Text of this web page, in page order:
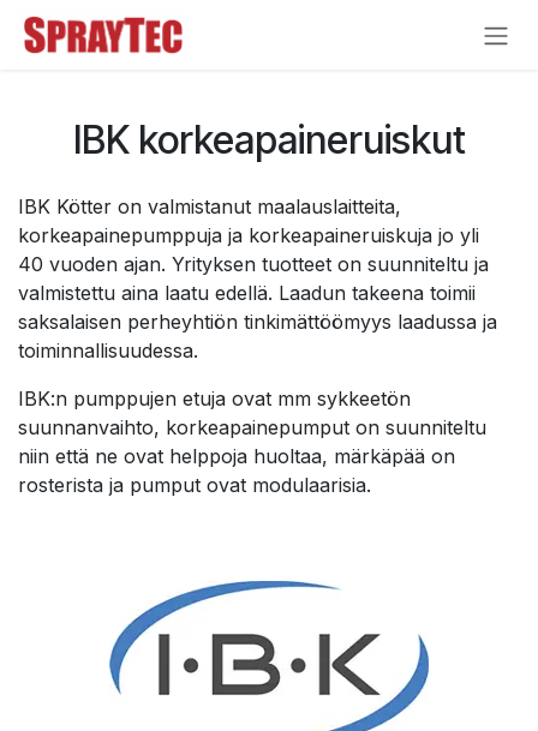
Siirry sisältöön
IBK korkeapaineruiskut
IBK Kötter on valmistanut maalauslaitteita,
korkeapainepumppuja ja korkeapaineruiskuja jo yli
40 vuoden ajan. Yrityksen tuotteet on suunniteltu ja
valmistettu aina laatu edellä. Laadun takeena toimii
saksalaisen perheyhtiön tinkimättöömyys laadussa ja
toiminnallisuudessa.
IBK:n pumppujen etuja ovat mm sykkeetön
suunnanvaihto, korkeapainepumput on suunniteltu
niin että ne ovat helppoja huoltaa, märkäpää on
rosterista ja pumput ovat modulaarisia.